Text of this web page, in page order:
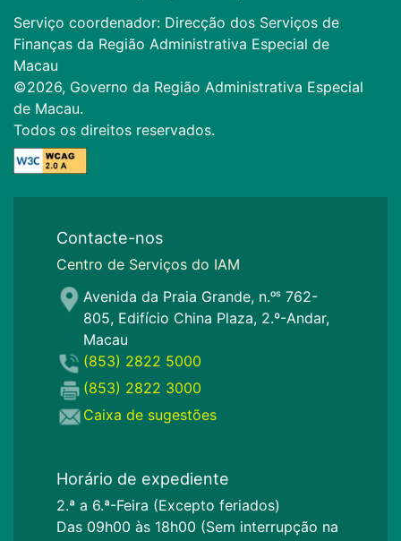
Serviço coordenador: Direcção dos Serviços de
Finanças da Região Administrativa Especial de
Macau
©2026, Governo da Região Administrativa Especial
de Macau.
Todos os direitos reservados.
Contacte-nos
Centro de Serviços do IAM
Avenida da Praia Grande, n.ᵒˢ 762-
805, Edifício China Plaza, 2.º-Andar,
Macau
(853) 2822 5000
(853) 2822 3000
Caixa de sugestões
Horário de expediente
2.ª a 6.ª-Feira (Excepto feriados)
Das 09h00 às 18h00 (Sem interrupção na